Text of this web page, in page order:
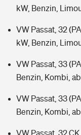
kW, Benzin,
VW Passat, 32
kW, Benzin,
VW Passat, 33
Benzin, Kombi,
VW Passat, 33
Benzin, Kombi,
VW Passat, 32 CK